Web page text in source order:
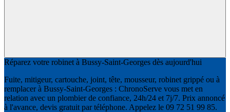
Réparez votre robinet à Bussy-Saint-Georges dès aujourd'hui
Fuite, mitigeur, cartouche, joint, tête, mousseur, robinet grippé ou à
remplacer à Bussy-Saint-Georges : ChronoServe vous met en
relation avec un plombier de confiance, 24h/24 et 7j/7. Prix annoncé
à l'avance, devis gratuit par téléphone. Appelez le 09 72 51 99 85.